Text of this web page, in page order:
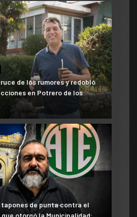
de los rumores y redobló
en Potrero de los
tapones de punta contra el